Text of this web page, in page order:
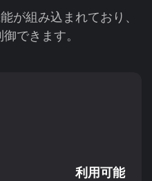
が組み込まれており、
できます。
利用可能